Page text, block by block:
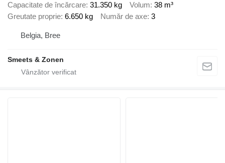
Capacitate de încărcare 31.350 kg Volum 38 m³
Greutate proprie 6.650 kg Număr de axe 3
Belgia, Bree
Smeets & Zonen